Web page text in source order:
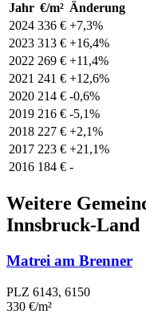
Jahr €/m² Änderung
2024 336 € +7,3%
2023 313 € +16,4%
2022 269 € +11,4%
2021 241 € +12,6%
2020 214 € -0,6%
2019 216 € -5,1%
2018 227 € +2,1%
2017 223 € +21,1%
2016 184 € -
Weitere
Innsbruck-Land
Matrei am Brenner
PLZ 6143, 6150
330 €/m²